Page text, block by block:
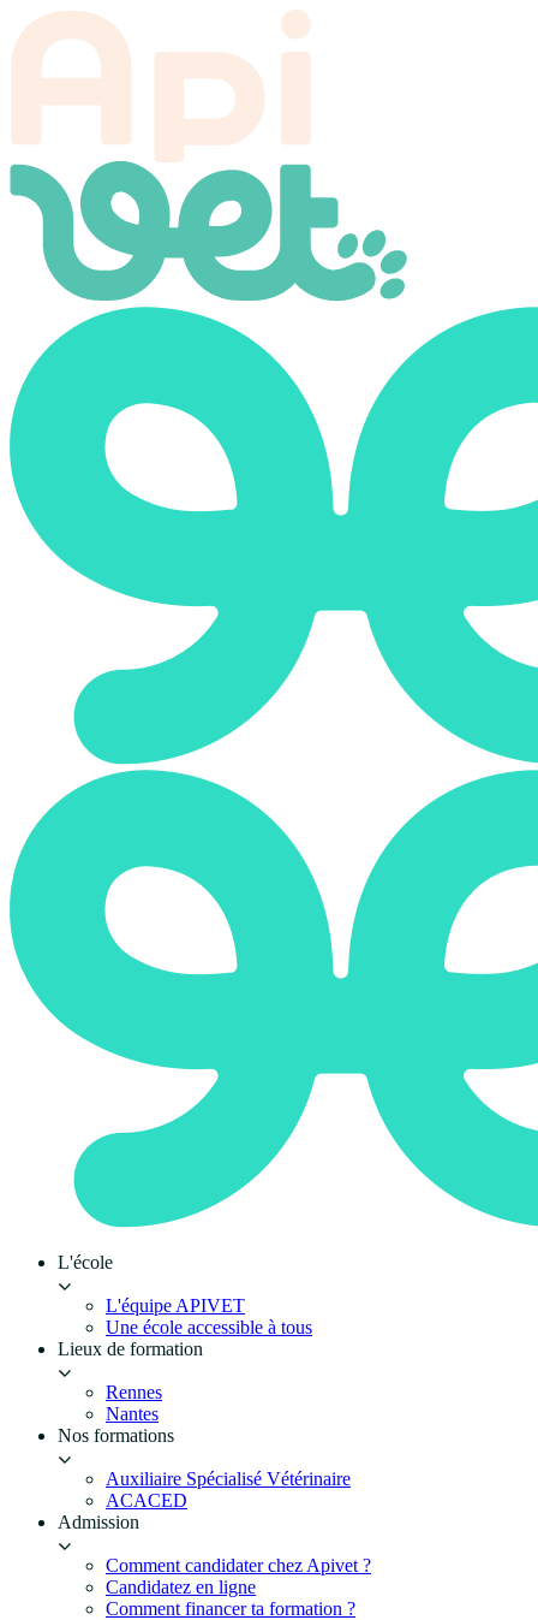
L'école
L'équipe APIVET
Une école accessible à tous
Lieux de formation
Rennes
Nantes
Nos formations
Auxiliaire Spécialisé Vétérinaire
ACACED
Admission
Comment candidater chez Apivet ?
Candidatez en ligne
Comment financer ta formation ?